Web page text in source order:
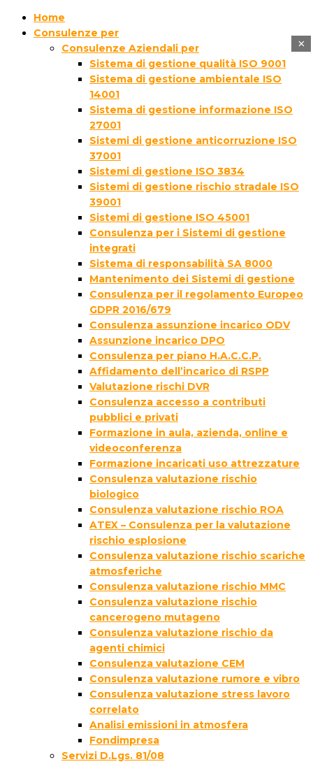
Home
Consulenze per
Consulenze Aziendali per
Sistema di gestione qualità ISO 9001
Sistema di gestione ambientale ISO
14001
Sistema di gestione informazione ISO
27001
Sistemi di gestione anticorruzione ISO
37001
Sistemi di gestione ISO 3834
Sistemi di gestione rischio stradale ISO
39001
Sistemi di gestione ISO 45001
Consulenza per i Sistemi di gestione
integrati
Sistema di responsabilità SA 8000
Mantenimento dei Sistemi di gestione
Consulenza per il regolamento Europeo
GDPR 2016/679
Consulenza assunzione incarico ODV
Assunzione incarico DPO
Consulenza per piano H.A.C.C.P.
Affidamento dell’incarico di RSPP
Valutazione rischi DVR
Consulenza accesso a contributi
pubblici e privati
Formazione in aula, azienda, online e
videoconferenza
Formazione incaricati uso attrezzature
Consulenza valutazione rischio
biologico
Consulenza valutazione rischio ROA
ATEX – Consulenza per la valutazione
rischio esplosione
Consulenza valutazione rischio scariche
atmosferiche
Consulenza valutazione rischio MMC
Consulenza valutazione rischio
cancerogeno mutageno
Consulenza valutazione rischio da
agenti chimici
Consulenza valutazione CEM
Consulenza valutazione rumore e vibro
Consulenza valutazione stress lavoro
correlato
Analisi emissioni in atmosfera
Fondimpresa
Servizi D.Lgs. 81/08
×